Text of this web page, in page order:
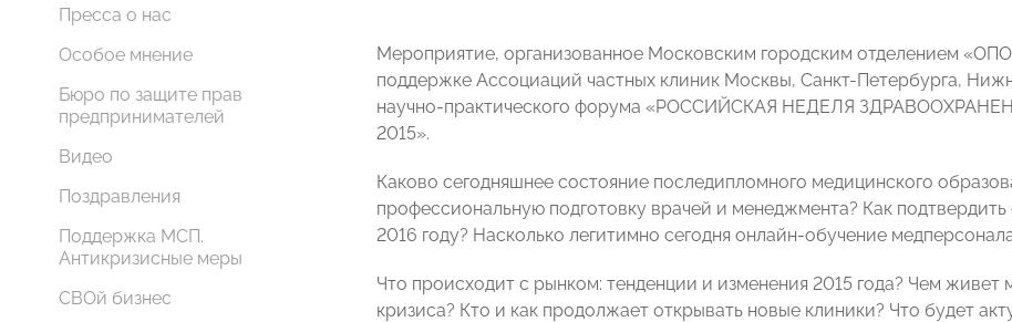
Пресса о нас
Особое мнение
Бюро по защите прав
предпринимателей
Видео
Поздравления
Поддержка МСП.
Антикризисные меры
СВОй бизнес
Мероприятие, организованное Московским городским отделением
поддержке Ассоциаций частных клиник Москвы, Санкт-Петербурга,
научно-практического форума «РОССИЙСКАЯ НЕДЕЛЯ
2015».
Каково сегодняшнее состояние последипломного медицинского
профессиональную подготовку врачей и менеджмента? Как
2016 году? Насколько легитимно сегодня онлайн-обучение
Что происходит с рынком: тенденции и изменения 2015 года? Чем живет
кризиса? Кто и как продолжает открывать новые клиники? Что будет